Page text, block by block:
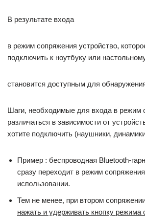
В результате входа
в режим сопряжения устройство,
подключить к ноутбуку или
становится доступным для
Шаги, необходимые для входа в режим
различаться в зависимости от
хотите подключить (наушники,
Пример : беспроводная Bluetooth-
сразу переходит в режим
использовании.
Тем не менее, при втором
нажать и удерживать кнопку режима